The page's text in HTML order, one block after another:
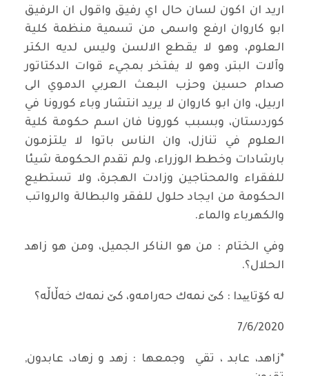
اريد ان اكون لسان حال اي رفيق واقول ان الرفيق
ابو كاروان ارفع واسمى من تسمية منظمة كلية
العلوم، وهو لا يقطع الالسن وليس لديه الكتر
وآلات البتر، وهو لا يفتخر بمجيء قوات الدكتاتور
صدام حسين وحزب البعث العربي الدموي الى
اربيل، وان ابو كاروان لا يريد انتشار وباء كورونا في
كوردستان، وبسبب كورونا فان اسم حكومة كلية
العلوم في تنازل، وان الناس باتوا لا يلتزمون
بارشادات وخطط الوزراء، ولم تقدم الحكومة شيئا
للفقراء والمحتاجين وزادت الهجرة، ولا تستطيع
الحكومة من ايجاد حلول للفقر والبطالة والرواتب
والكهرباء والماء.
وفي الختام : من هو الناكر الجميل، ومن هو زاهد
الحلال؟.
له‌ كۆتاییدا : كێ نمه‌ك حه‌رامه‌و، كێ نمه‌ك خه‌ڵاڵه‌؟
7/6/2020
*زاهد، عابد ، تقي وجمعها : زهد و زهاد، عابدون,